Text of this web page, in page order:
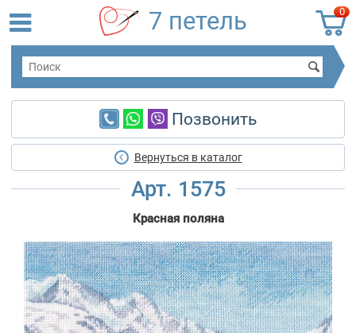
0
7 петель
Позвонить
Вернуться в каталог
Арт. 1575
Красная поляна